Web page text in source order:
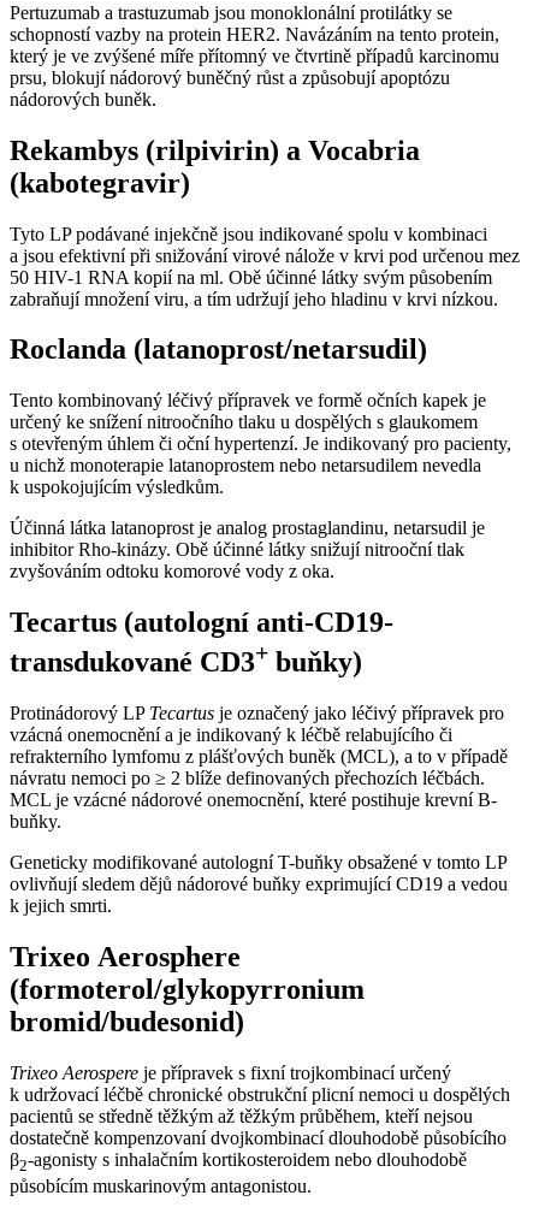
Pertuzumab a trastuzumab jsou monoklonální protilátky se
schopností vazby na protein HER2. Navázáním na tento protein,
který je ve zvýšené míře přítomný ve čtvrtině případů karcinomu
prsu, blokují nádorový buněčný růst a způsobují apoptózu
nádorových buněk.
Rekambys (rilpivirin) a Vocabria
(kabotegravir)
Tyto LP podávané injekčně jsou indikované spolu v kombinaci
a jsou efektivní při snižování virové nálože v krvi pod určenou mez
50 HIV-1 RNA kopií na ml. Obě účinné látky svým působením
zabraňují množení viru, a tím udržují jeho hladinu v krvi nízkou.
Roclanda (latanoprost/netarsudil)
Tento kombinovaný léčivý přípravek ve formě očních kapek je
určený ke snížení nitroočního tlaku u dospělých s glaukomem
s otevřeným úhlem či oční hypertenzí. Je indikovaný pro pacienty,
u nichž monoterapie latanoprostem nebo netarsudilem nevedla
k uspokojujícím výsledkům.
Účinná látka latanoprost je analog prostaglandinu, netarsudil je
inhibitor Rho-kinázy. Obě účinné látky snižují nitrooční tlak
zvyšováním odtoku komorové vody z oka.
Tecartus (autologní anti-CD19-
transdukované CD3+ buňky)
Protinádorový LP Tecartus je označený jako léčivý přípravek pro
vzácná onemocnění a je indikovaný k léčbě relabujícího či
refrakterního lymfomu z plášťových buněk (MCL), a to v případě
návratu nemoci po ≥ 2 blíže definovaných přechozích léčbách.
MCL je vzácné nádorové onemocnění, které postihuje krevní B-
buňky.
Geneticky modifikované autologní T-buňky obsažené v tomto LP
ovlivňují sledem dějů nádorové buňky exprimující CD19 a vedou
k jejich smrti.
Trixeo Aerosphere
(formoterol/glykopyrronium
bromid/budesonid)
Trixeo Aerospere je přípravek s fixní trojkombinací určený
k udržovací léčbě chronické obstrukční plicní nemoci u dospělých
pacientů se středně těžkým až těžkým průběhem, kteří nejsou
dostatečně kompenzovaní dvojkombinací dlouhodobě působícího
β2-agonisty s inhalačním kortikosteroidem nebo dlouhodobě
působícím muskarinovým antagonistou.